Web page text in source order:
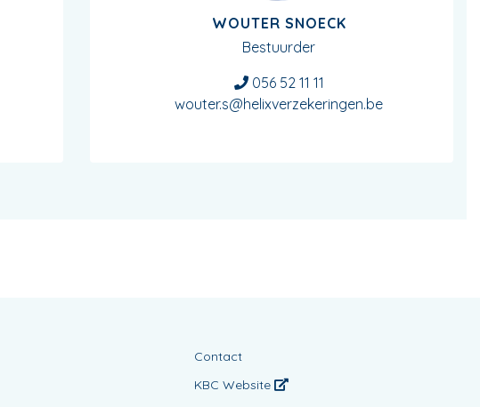
WOUTER SNOECK
Bestuurder
056 52 11 11
wouter.s@helixverzekeringen.be
Contact
KBC Website